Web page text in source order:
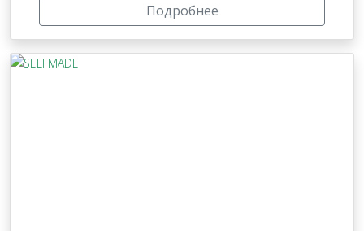
Подробнее